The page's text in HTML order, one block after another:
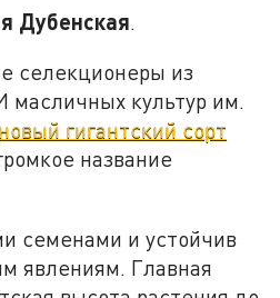
Дубенская
селекционеры из
масличных культур им.
новый гигантский сорт
название
семенами и устойчив
явлениям. Главная